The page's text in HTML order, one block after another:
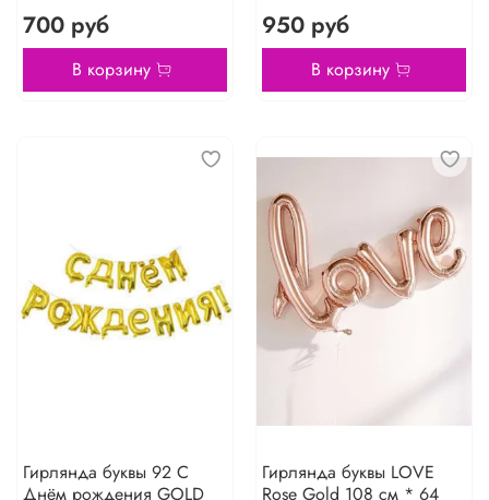
700 руб
В корзину
950 руб
В корзину
Гирлянда буквы 92 С
Днём рождения GOLD
Гирлянда буквы LOVE
Rose Gold 108 см * 64